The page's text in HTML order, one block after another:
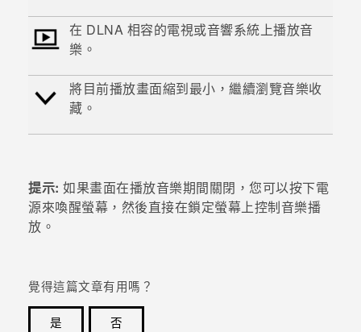
在 DLNA 相容的電視或音響系統上播放音
樂。
將目前播放畫面縮到最小，繼續瀏覽音樂收
藏。
提示: 如果畫面在播放音樂期間關閉，您可以按下電
源來喚醒螢幕，然後直接在鎖定螢幕上控制音樂播
放。
覺得這篇文章有用嗎？
是
否